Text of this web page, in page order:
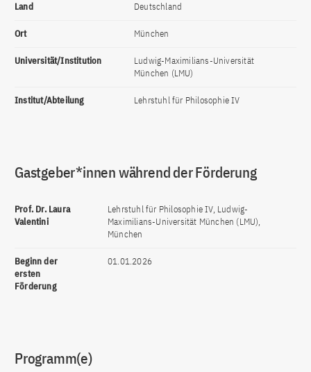
Land Deutschland
Ort München
Universität/Institution
Ludwig-Maximilians-Universität
München (LMU)
Institut/Abteilung Lehrstuhl für Philosophie IV
Gastgeber*innen während der Förderung
Prof. Dr. Laura
Valentini
Lehrstuhl für Philosophie IV, Ludwig-
Maximilians-Universität München (LMU),
München
Beginn der
ersten
Förderung
01.01.2026
Programm(e)